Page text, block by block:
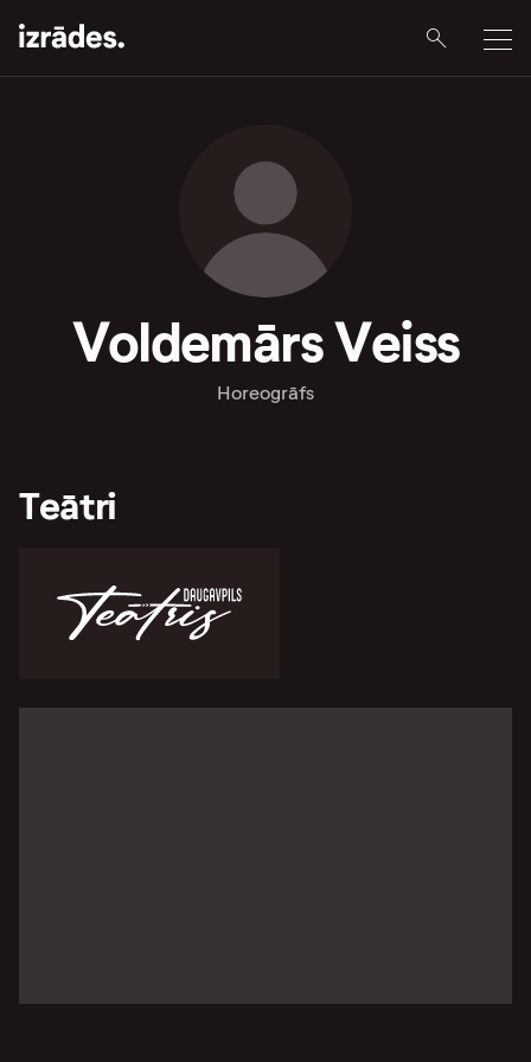
Voldemārs Veiss
Horeogrāfs
Teātri